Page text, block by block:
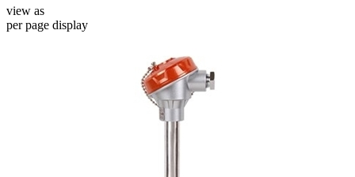
view as
per page display